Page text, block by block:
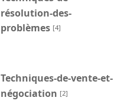
résolution-des-
problèmes [4]
Techniques-de-vente-et-
négociation [2]